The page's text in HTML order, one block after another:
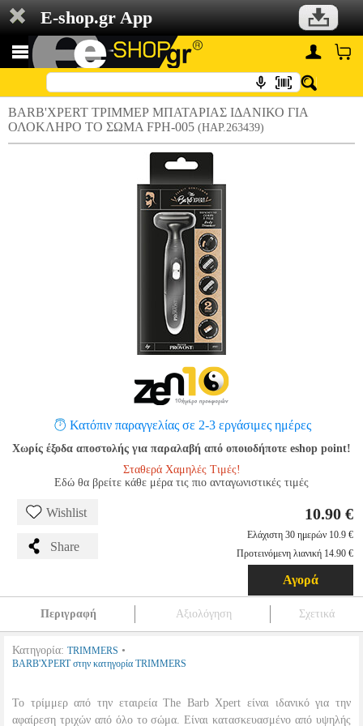
E-shop.gr App
BARB'XPERT ΤΡΙΜΜΕΡ ΜΠΑΤΑΡΙΑΣ ΙΔΑΝΙΚΟ ΓΙΑ
ΟΛΟΚΛΗΡΟ ΤΟ ΣΩΜΑ FPH-005 (HAP.263439)
Κατόπιν παραγγελίας σε 2-3 εργάσιμες ημέρες
Χωρίς έξοδα αποστολής για παραλαβή από οποιοδήποτε eshop point!
Σταθερά Χαμηλές Τιμές!
Εδώ θα βρείτε κάθε μέρα τις πιο ανταγωνιστικές τιμές
Wishlist
Share
10.90 €
Ελάχιστη 30 ημερών 10.9 €
Προτεινόμενη λιανική 14.90 €
Αγορά
Περιγραφή Αξιολόγηση Σχετικά
Κατηγορία: TRIMMERS •
BARB'XPERT στην κατηγορία TRIMMERS
Το τρίμμερ από την εταιρεία The Barb Xpert είναι ιδανικό για την
αφαίρεση τριχών από όλο το σώμα. Είναι κατασκευασμένο από υψηλής